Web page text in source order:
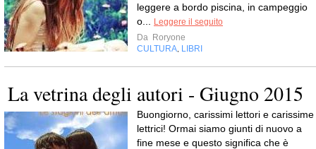
leggere a bordo piscina, in campeggio
o...
Leggere il seguito
Da Roryone
CULTURA LIBRI
La vetrina degli autori - Giugno 2015
Buongiorno, carissimi lettori e carissime
lettrici! Ormai siamo giunti di nuovo a
fine mese e questo significa che è